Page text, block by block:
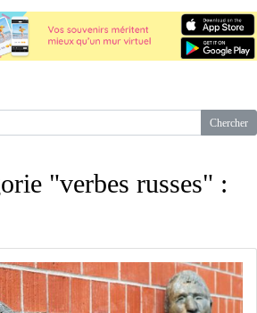
"verbes russes" :